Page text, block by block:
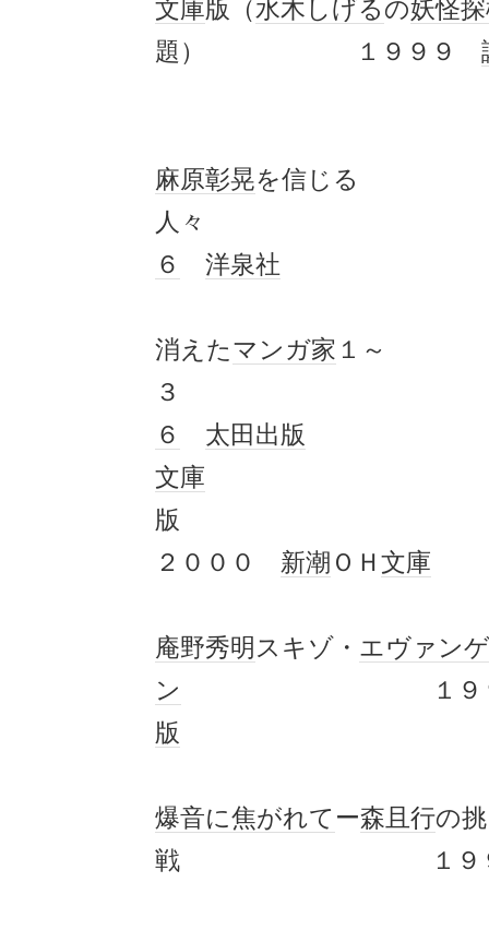
文庫版（水木しげるの妖怪
題） １９９９
麻原彰晃を信じる
人々
６
洋泉社
消えたマンガ家 １～
３
６
太田出版
文庫
２０００ 新潮 ＯＨ文庫
庵野秀明スキゾ・ エヴァン
ン
１９９
版
爆音に焦がれて ー森且行の挑
戦 １９９